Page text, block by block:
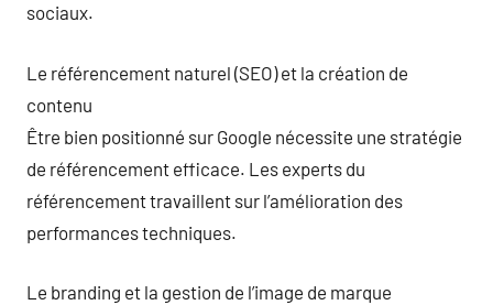
sociaux.
Le référencement naturel (SEO) et la création de
contenu
Être bien positionné sur Google nécessite une stratégie
de référencement efficace. Les experts du
référencement travaillent sur l’amélioration des
performances techniques.
Le branding et la gestion de l’image de marque